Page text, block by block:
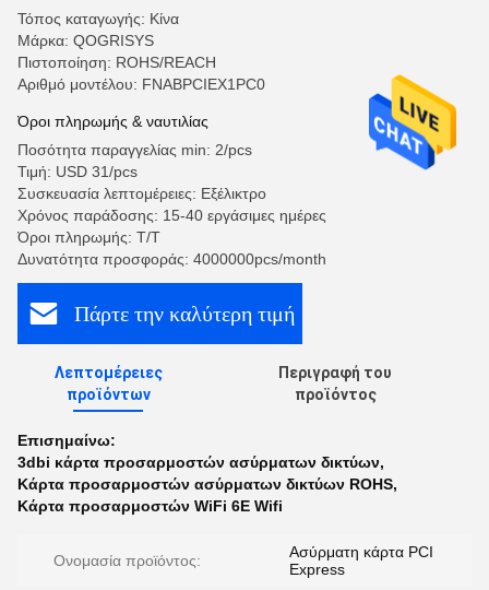
Τόπος καταγωγής: Κίνα
Μάρκα: QOGRISYS
Πιστοποίηση: ROHS/REACH
Αριθμό μοντέλου: FNABPCIEX1PC0
Όροι πληρωμής & ναυτιλίας
Ποσότητα παραγγελίας min: 2/pcs
Τιμή: USD 31/pcs
Συσκευασία λεπτομέρειες: Εξέλικτρο
Χρόνος παράδοσης: 15-40 εργάσιμες ημέρες
Όροι πληρωμής: T/T
Δυνατότητα προσφοράς: 4000000pcs/month
Πάρτε την καλύτερη τιμή
Λεπτομέρειες
προϊόντων
Περιγραφή του
προϊόντος
Επισημαίνω:
3dbi κάρτα προσαρμοστών ασύρματων δικτύων,
Κάρτα προσαρμοστών ασύρματων δικτύων ROHS,
Κάρτα προσαρμοστών WiFi 6E Wifi
Ονομασία προϊόντος:
Ασύρματη κάρτα PCI
Express